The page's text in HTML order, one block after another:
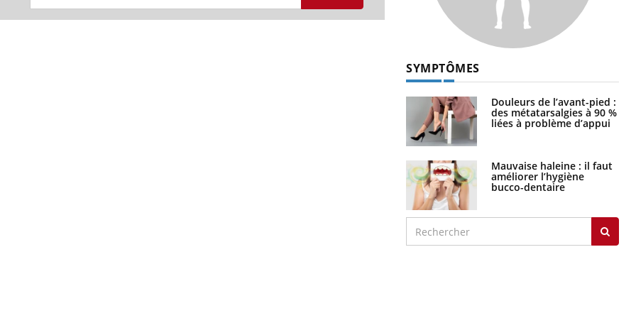
SYMPTÔMES
Douleurs de l’avant-pied :
des métatarsalgies à 90 %
liées à problème d’appui
Mauvaise haleine : il faut
améliorer l’hygiène
bucco-dentaire